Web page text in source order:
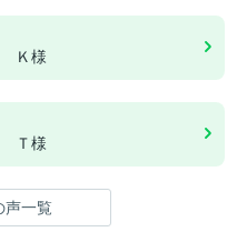
Ｋ様
Ｔ様
声一覧